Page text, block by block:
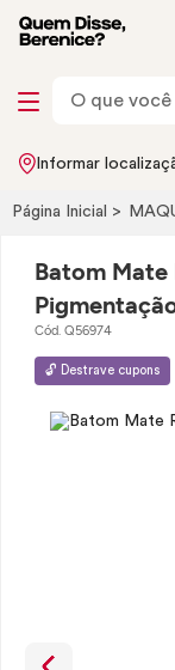
Informar
Página Inicial
Batom Mate
Cód. Q56974
🔓 Destrave cupons